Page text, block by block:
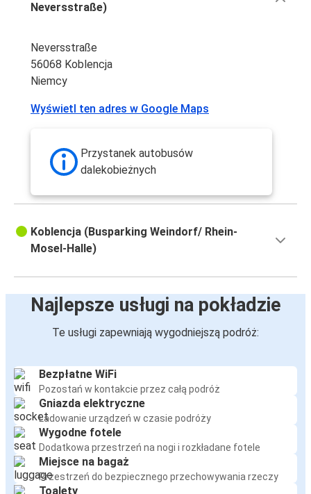
Neversstraße)
Neversstraße
56068 Koblencja
Niemcy
Wyświetl ten adres w Google Maps
Przystanek autobusów
dalekobieżnych
Koblencja (Busparking Weindorf/ Rhein-
Mosel-Halle)
Najlepsze usługi na pokładzie
Te usługi zapewniają wygodniejszą podróż:
Bezpłatne WiFi
Pozostań w kontakcie przez całą podróż
Gniazda elektryczne
Ładowanie urządzeń w czasie podróży
Wygodne fotele
Dodatkowa przestrzeń na nogi i rozkładane fotele
Miejsce na bagaż
Przestrzeń do bezpiecznego przechowywania rzeczy
Toalety